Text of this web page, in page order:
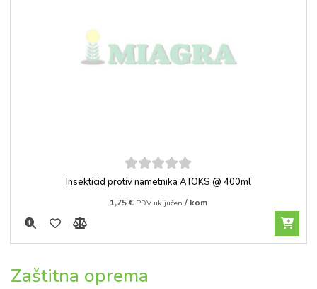
5out of
Insekticid protiv nametnika ATOKS @ 400ml
1,75€ PDV uključen / kom
Zaštitna oprema